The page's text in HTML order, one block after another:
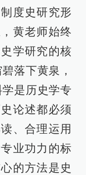
度史研究形
黄老师始终
学研究的核
落下黄泉，
是历史学专
论述都必须
、合理运用
业功力的标
的方法是史